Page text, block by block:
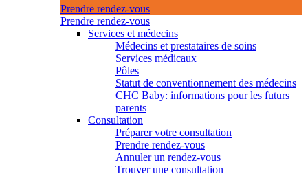
Prendre rendez-vous
Prendre rendez-vous
Services et médecins
Médecins et prestataires de soins
Services médicaux
Pôles
Statut de conventionnement des médecins
CHC Baby: informations pour les futurs
parents
Consultation
Préparer votre consultation
Prendre rendez-vous
Annuler un rendez-vous
Trouver une consultation